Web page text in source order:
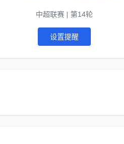
中超联赛 | 第14轮
设置提醒